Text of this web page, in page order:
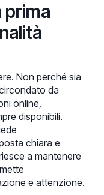
prima
Non perché sia
da
online,
disponibili.
chiara e
a mantenere
e attenzione.